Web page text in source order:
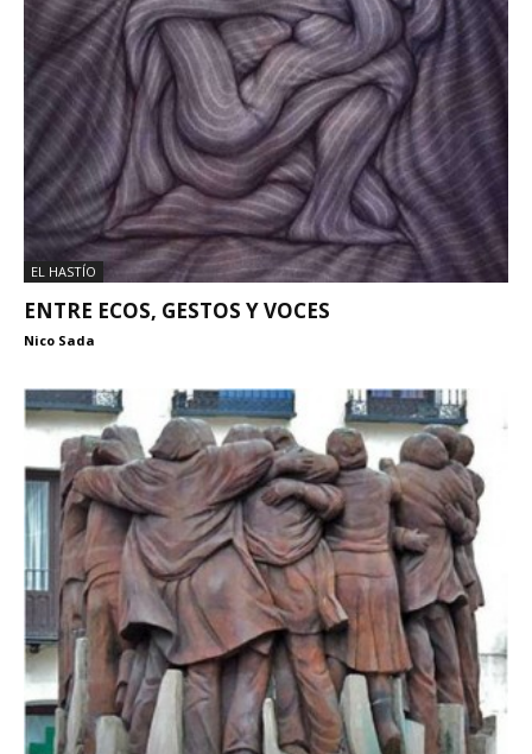
EL HASTÍO
ENTRE ECOS, GESTOS Y VOCES
Nico Sada